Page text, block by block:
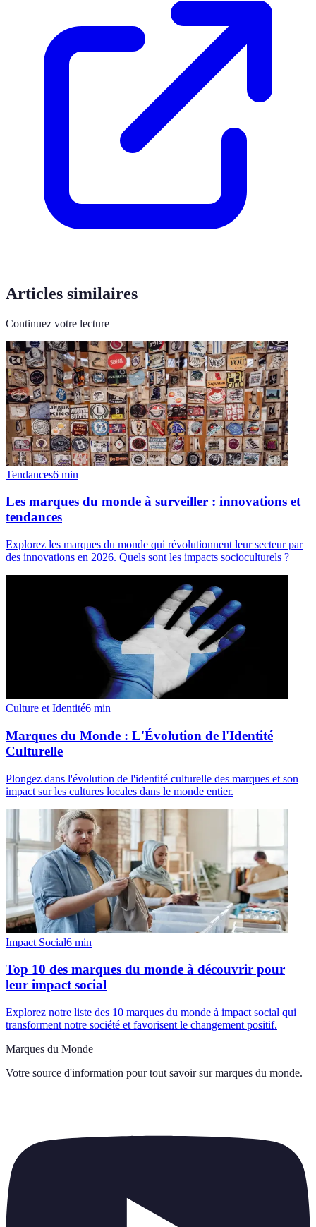
Articles similaires
Continuez votre lecture
Tendances6 min
Les marques du monde à surveiller : innovations et
tendances
Explorez les marques du monde qui révolutionnent leur secteur par
des innovations en 2026. Quels sont les impacts socioculturels ?
Culture et Identité6 min
Marques du Monde : L'Évolution de l'Identité
Culturelle
Plongez dans l'évolution de l'identité culturelle des marques et son
impact sur les cultures locales dans le monde entier.
Impact Social6 min
Top 10 des marques du monde à découvrir pour
leur impact social
Explorez notre liste des 10 marques du monde à impact social qui
transforment notre société et favorisent le changement positif.
Marques du Monde
Votre source d'information pour tout savoir sur marques du monde.